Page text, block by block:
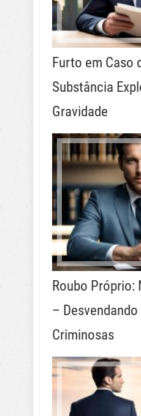
Furto em Caso
Substância
Gravidade
Roubo Próprio:
–
Criminosas